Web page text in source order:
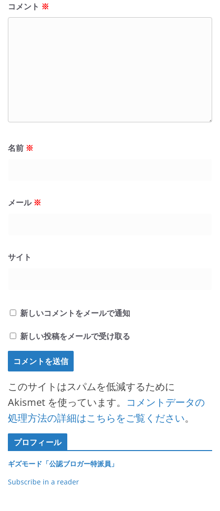
コメント ※
名前 ※
メール ※
サイト
新しいコメントをメールで通知
新しい投稿をメールで受け取る
このサイトはスパムを低減するために
Akismet を使っています。 コメントデータの
処理方法の詳細はこちらをご覧ください。
プロフィール
ギズモード「公認ブロガー特派員」
Subscribe in a reader